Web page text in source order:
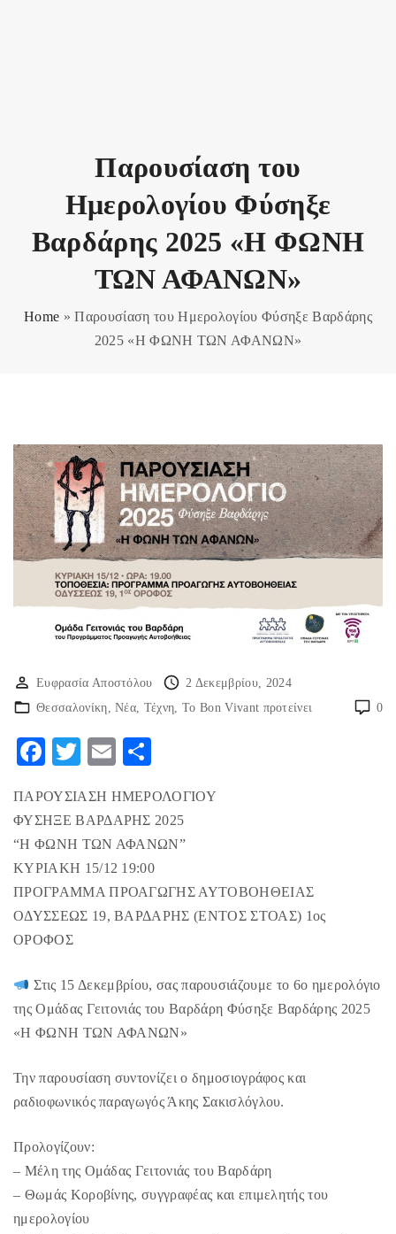
Παρουσίαση του
Ημερολογίου Φύσηξε
Βαρδάρης 2025 «Η ΦΩΝΗ
ΤΩΝ ΑΦΑΝΩΝ»
Home »Παρουσίαση του Ημερολογίου Φύσηξε Βαρδάρης
2025 «Η ΦΩΝΗ ΤΩΝ ΑΦΑΝΩΝ»
Ευφρασία Αποστόλου
2 Δεκεμβρίου, 2024
Θεσσαλονίκη
Νέα Τέχνη Το Bon Vivant προτείνει 0
F
eb
o
o
k
T
itt
er
E
ai
l
ρ
α
στ
εί
τε
ΠΑΡΟΥΣΙΑΣΗ ΗΜΕΡΟΛΟΓΙΟΥ
ΦΥΣΗΞΕ ΒΑΡΔΑΡΗΣ 2025
“Η ΦΩΝΗ ΤΩΝ ΑΦΑΝΩΝ”
ΚΥΡΙΑΚΗ 15/12 19:00
ΠΡΟΓΡΑΜΜΑ ΠΡΟΑΓΩΓΗΣ ΑΥΤΟΒΟΗΘΕΙΑΣ
ΟΔΥΣΣΕΩΣ 19, ΒΑΡΔΑΡΗΣ (ΕΝΤΟΣ ΣΤΟΑΣ) 1ος
ΟΡΟΦΟΣ
Στις 15 Δεκεμβρίου, σας παρουσιάζουμε το 6ο ημερολόγιο
της Ομάδας Γειτονιάς του Βαρδάρη Φύσηξε Βαρδάρης 2025
«Η ΦΩΝΗ ΤΩΝ ΑΦΑΝΩΝ»
Την παρουσίαση συντονίζει ο δημοσιογράφος και
ραδιοφωνικός παραγωγός Άκης Σακισλόγλου.
Προλογίζουν:
– Μέλη της Ομάδας Γειτονιάς του Βαρδάρη
– Θωμάς Κοροβίνης, συγγραφέας και επιμελητής του
ημερολογίου